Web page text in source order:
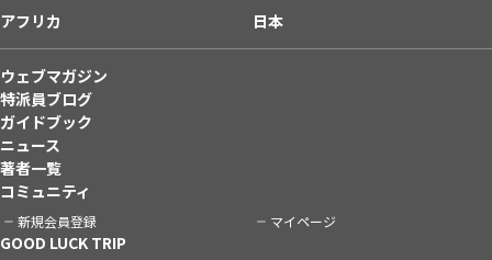
アフリカ
日本
ウェブマガジン
特派員ブログ
ガイドブック
ニュース
著者一覧
コミュニティ
新規会員登録 マイページ
GOOD LUCK TRIP